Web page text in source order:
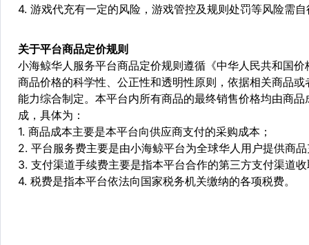
4. 游戏代充有一定的风险，游戏管控及规则处罚等风险需
关于平台商品定价规则
小海鲸华人服务平台商品定价规则遵循《中华人民共和国
商品价格的科学性、公正性和透明性原则，依据相关商品
能力综合制定。本平台内所有商品的最终销售价格均由商
成，具体为：
1. 商品成本主要是本平台向供应商支付的采购成本；
2. 平台服务费主要是由小海鲸平台为全球华人用户提供商
3. 支付渠道手续费主要是指本平台合作的第三方支付渠道
4. 税费是指本平台依法向国家税务机关缴纳的各项税费。